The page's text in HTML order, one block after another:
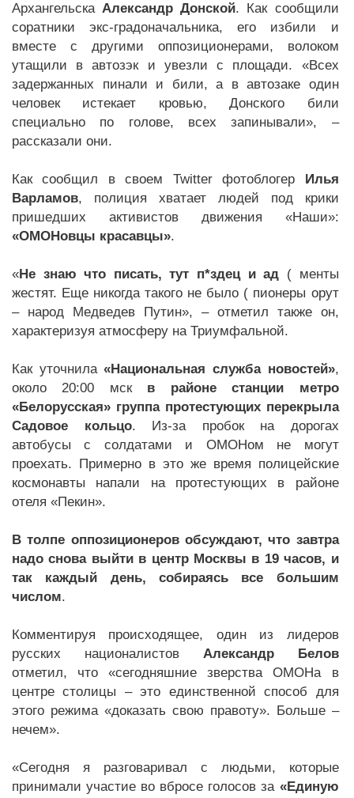
АрхангельскаАлександр Донской. Как сообщили
соратники экс-градоначальника, его избили и
вместе с другими оппозиционерами, волоком
утащили в автозэк и увезли с площади. «Всех
задержанных пинали и били, а в автозаке один
человек истекает кровью, Донского били
специально по голове, всех запинывали», –
рассказали они.
Как сообщил в своем Twitter фотоблогер Илья
Варламов, полиция хватает людей под крики
пришедших активистов движения «Наши»:
«ОМОНовцы красавцы».
«Не знаю что писать, тут п*здец и ад ( менты
жестят. Еще никогда такого не было ( пионеры орут
– народ Медведев Путин», – отметил также он,
характеризуя атмосферу на Триумфальной.
Как уточнила«Национальная служба новостей»,
около 20:00 мск в районе станции метро
«Белорусская» группа протестующих перекрыла
Садовое кольцо. Из-за пробок на дорогах
автобусы с солдатами и ОМОНом не могут
проехать. Примерно в это же время полицейские
космонавты напали на протестующих в районе
отеля «Пекин».
В толпе оппозиционеров обсуждают, что завтра
надо снова выйти в центр Москвы в 19 часов, и
так каждый день, собираясь все большим
числом.
Комментируя происходящее, один из лидеров
русских националистов Александр Белов
отметил, что «сегодняшние зверства ОМОНа в
центре столицы – это единственной способ для
этого режима «доказать свою правоту». Больше –
нечем».
«Сегодня я разговаривал с людьми, которые
принимали участие во вбросе голосов за «Единую